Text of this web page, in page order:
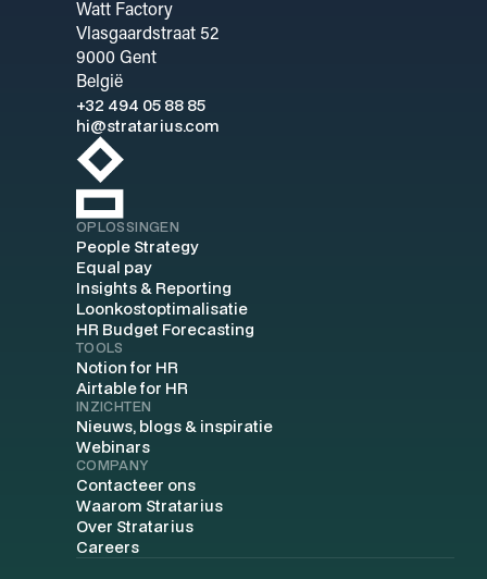
Watt Factory
Vlasgaardstraat 52
9000 Gent
België
+32 494 05 88 85
hi@stratarius.com
OPLOSSINGEN
People Strategy
Equal pay
Insights & Reporting
Loonkostoptimalisatie
HR Budget Forecasting
TOOLS
Notion for HR
Airtable for HR
INZICHTEN
Nieuws, blogs & inspiratie
Webinars
COMPANY
Contacteer ons
Waarom Stratarius
Over Stratarius
Careers